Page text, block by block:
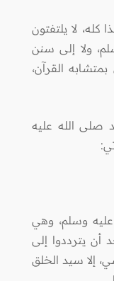
كله، لا يلتفتون
ولا إلى سنن
القرآن،
صلى الله عليه
وسلم، وهي
أن يترددوا إلى
إلا سيد الخلق